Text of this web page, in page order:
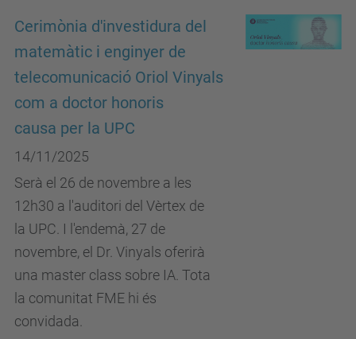
Cerimònia d'investidura del
matemàtic i enginyer de
telecomunicació Oriol Vinyals
com a doctor honoris
causa per la UPC
14/11/2025
Serà el 26 de novembre a les
12h30 a l'auditori del Vèrtex de
la UPC. I l'endemà, 27 de
novembre, el Dr. Vinyals oferirà
una master class sobre IA. Tota
la comunitat FME hi és
convidada.